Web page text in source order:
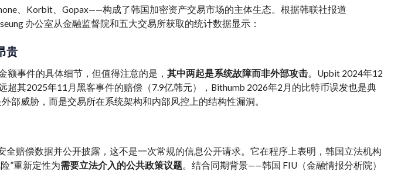
、Korbit、Gopax——构成了韩国加密资产交易市场的主体生态。根据韩联社报道
办公室从金融监督院和五大交易所获取的统计数据显示：
贵
额事件的具体细节，但值得注意的是， 其中两起是系统故障而非外部攻击。Upbit 2024年12
超其2025年11月黑客事件的赔偿（7.9亿韩元），Bithumb 2026年2月的比特币误发也是典
部威胁，而是交易所在系统架构和内部风控上的结构性漏洞。
全赔偿数据并公开披露，这不是一次常规的信息公开请求。它在程序上表明，韩国立法机构
”重新定性为需要立法介入的公共政策议题。结合同期背景——韩国 FIU（金融情报分析院）